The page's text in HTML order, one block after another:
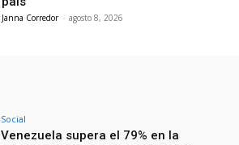
Janna Corredor - agosto 8, 2026
Social
Venezuela supera el 79% en la